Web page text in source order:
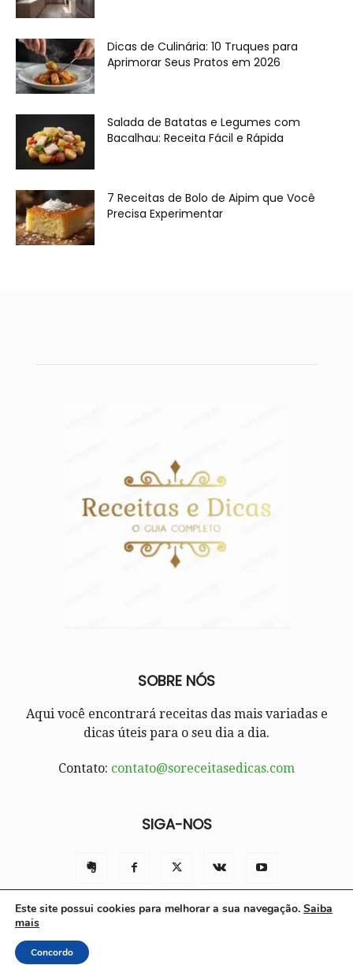
Dicas de Culinária: 10 Truques para
Aprimorar Seus Pratos em 2026
Salada de Batatas e Legumes com
Bacalhau: Receita Fácil e Rápida
7 Receitas de Bolo de Aipim que Você
Precisa Experimentar
SOBRE NÓS
Aqui você encontrará receitas das mais variadas e
dicas úteis para o seu dia a dia.
Contato: contato@soreceitasedicas.com
SIGA-NOS
© Só Receitas e Dicas 2025 | Todos os direitos reservados.
Este site possui cookies para melhorar a sua navegação. Saiba
mais
Concordo